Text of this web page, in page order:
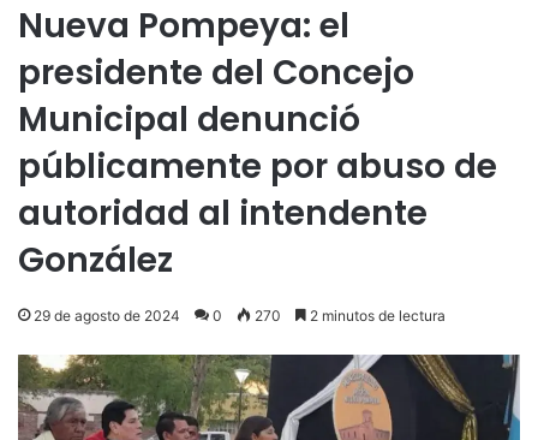
Nueva Pompeya: el
presidente del Concejo
Municipal denunció
públicamente por abuso de
autoridad al intendente
González
29 de agosto de 2024 0 270 2 minutos de lectura